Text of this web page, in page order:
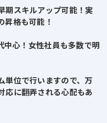
又は売却されたいお客様の
はなく、中小企業ながらも
発、再開発・地上げ案件、
能な数少ない『総合型不動
期スキルアップ可能！実
昇格も可能！
中心！女性社員も多数で明
単位で行いますので、万
応に翻弄される心配もあ